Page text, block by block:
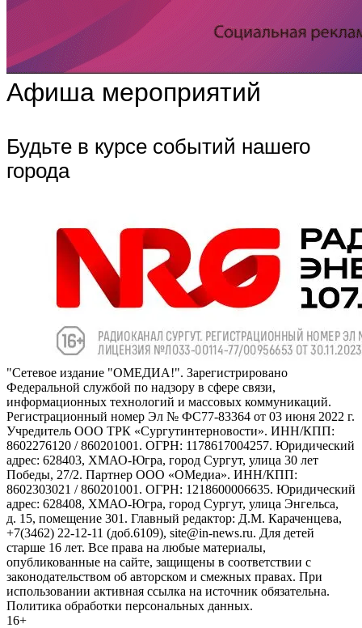
Афиша мероприятий
Будьте в курсе событий нашего
города
"Сетевое издание "ОМЕДИА!". Зарегистрировано
Федеральной службой по надзору в сфере связи,
информационных технологий и массовых коммуникаций.
Регистрационный номер Эл № ФС77-83364 от 03 июня 2022 г.
Учредитель ООО ТРК «Сургутинтерновости». ИНН/КПП:
8602276120 / 860201001. ОГРН: 1178617004257. Юридический
адрес: 628403, ХМАО-Югра, город Сургут, улица 30 лет
Победы, 27/2. Партнер ООО «ОМедиа». ИНН/КПП:
8602303021 / 860201001. ОГРН: 1218600006635. Юридический
адрес: 628408, ХМАО-Югра, город Сургут, улица Энгельса,
д. 15, помещение 301. Главный редактор: Д.М. Караченцева,
+7(3462) 22-12-11 (доб.6109), site@in-news.ru. Для детей
старше 16 лет. Все права на любые материалы,
опубликованные на сайте, защищены в соответствии с
законодательством об авторском и смежных правах. При
использовании активная ссылка на источник обязательна.
Политика обработки персональных данных.
16+